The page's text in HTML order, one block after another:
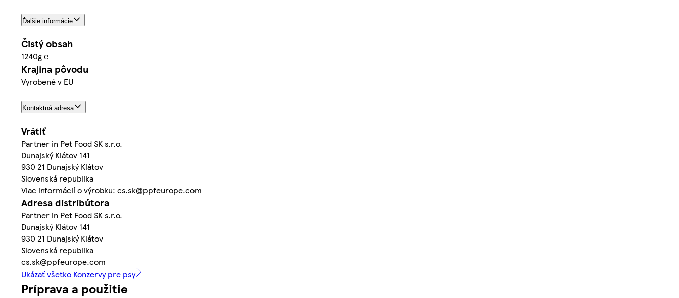
Ďalšie informácie
Čistý obsah
1240g ℮
Krajina pôvodu
Vyrobené v EU
Kontaktná adresa
Vrátiť
Partner in Pet Food SK s.r.o.
Dunajský Klátov 141
930 21 Dunajský Klátov
Slovenská republika
Viac informácií o výrobku: cs.sk@ppfeurope.com
Adresa distribútora
Partner in Pet Food SK s.r.o.
Dunajský Klátov 141
930 21 Dunajský Klátov
Slovenská republika
cs.sk@ppfeurope.com
Ukázať všetko Konzervy pre psy
Príprava a použitie